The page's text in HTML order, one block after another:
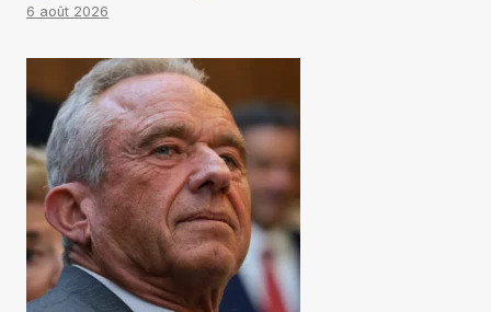
6 août 2026